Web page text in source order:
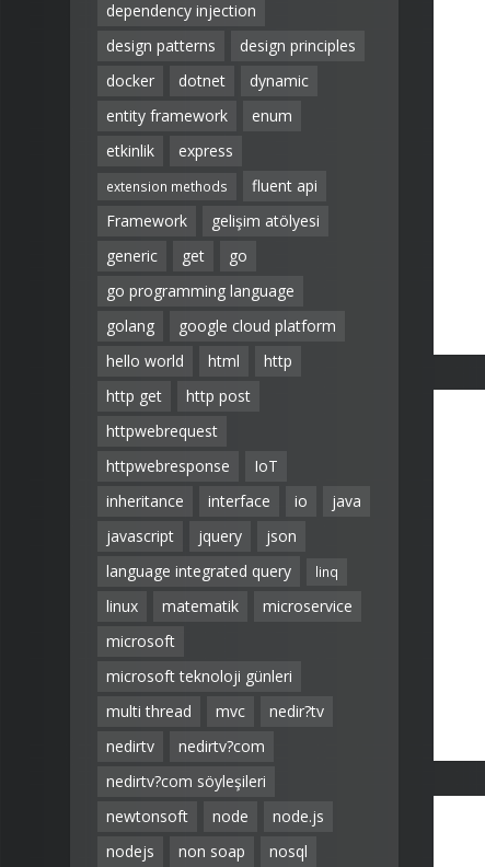
dependency injection
design patterns
design principles
docker
dotnet
dynamic
entity framework
enum
etkinlik
express
extension methods
fluent api
Framework
gelişim atölyesi
generic
get
go
go programming language
golang
google cloud platform
hello world
html
http
http get
http post
httpwebrequest
httpwebresponse
IoT
inheritance
interface io
java
javascript
jquery
json
language integrated query
linq
linux matematik
microservice
microsoft
microsoft teknoloji günleri
multi thread
mvc
nedir?tv
nedirtv
nedirtv?com
nedirtv?com söyleşileri
newtonsoft
node
node.js
nodejs
non soap
nosql